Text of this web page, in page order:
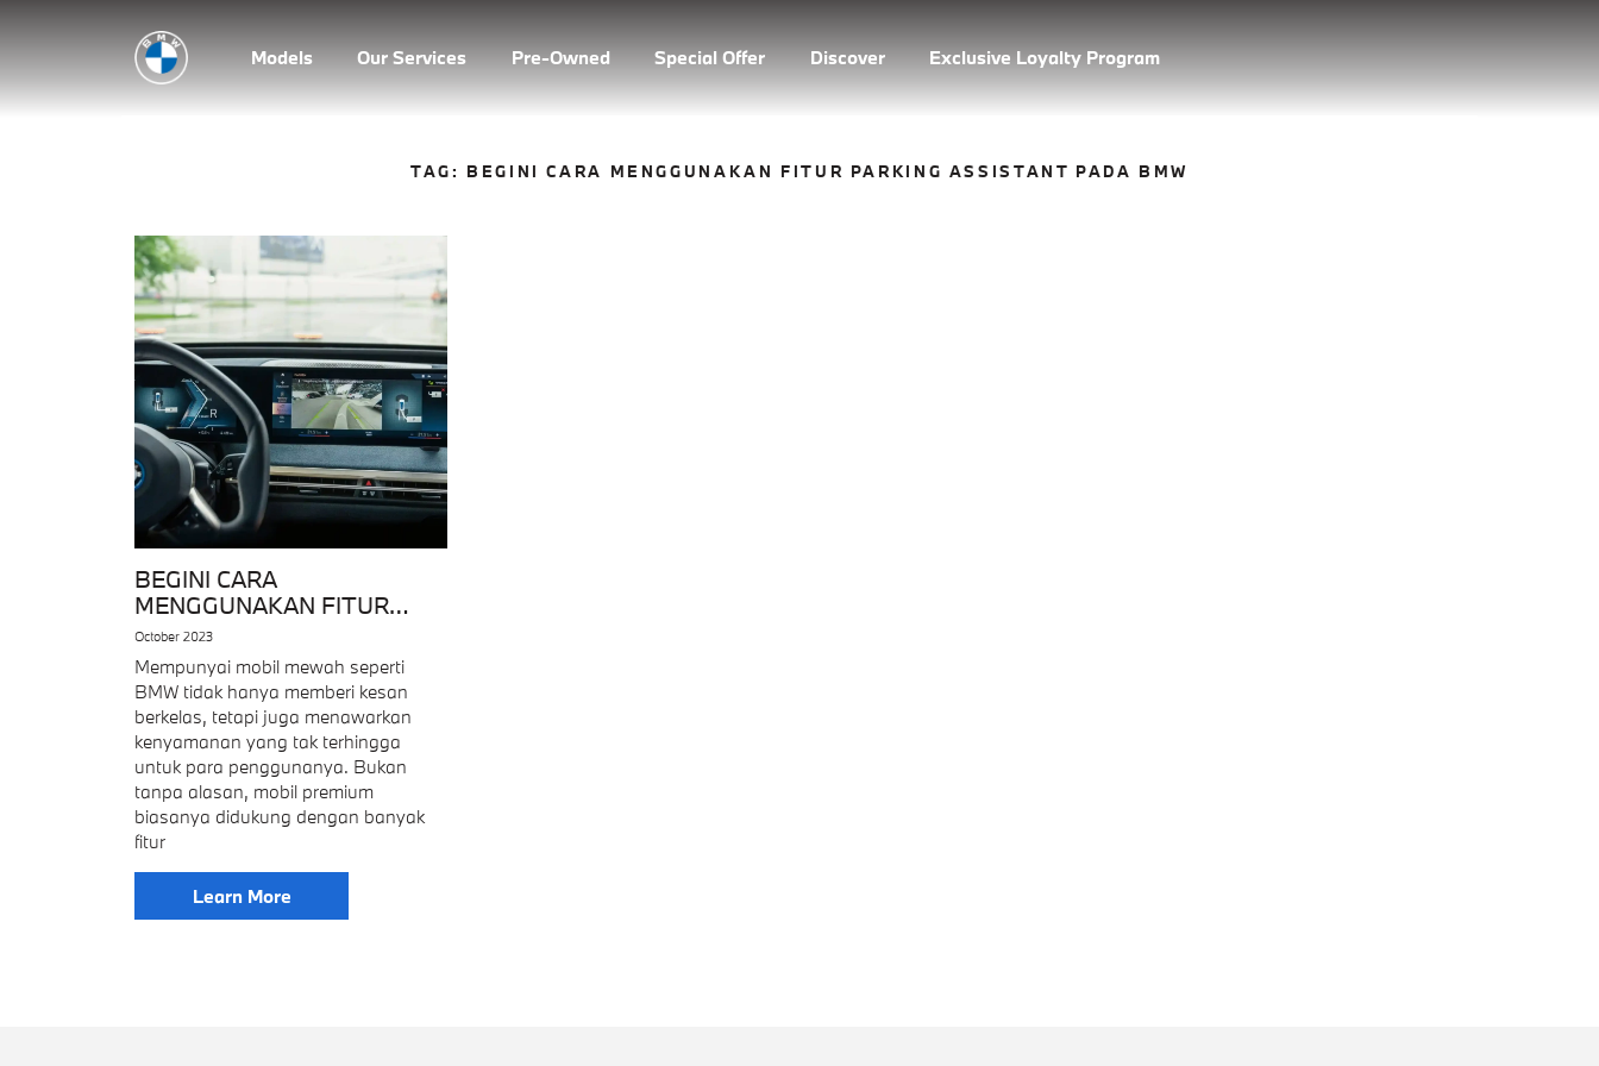
Models Our Services Pre-Owned Special Offer Discover Exclusive Loyalty Program
TAG: BEGINI CARA MENGGUNAKAN FITUR PARKING ASSISTANT PADA BMW
BEGINI CARA
MENGGUNAKAN FITUR
PARKING ASSISTANT PADA
BMW
October 2023
Mempunyai mobil mewah seperti
BMW tidak hanya memberi kesan
berkelas, tetapi juga menawarkan
kenyamanan yang tak terhingga
untuk para penggunanya. Bukan
tanpa alasan, mobil premium
biasanya didukung dengan banyak
fitur
Learn More